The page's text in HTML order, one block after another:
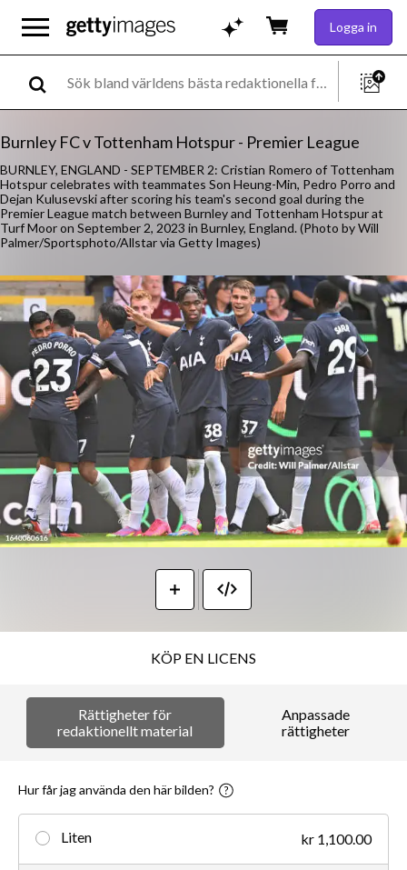
Logga in
Burnley FC v Tottenham Hotspur - Premier League
BURNLEY, ENGLAND - SEPTEMBER 2: Cristian Romero of Tottenham
Hotspur celebrates with teammates Son Heung-Min, Pedro Porro and
Dejan Kulusevski after scoring his team's second goal during the
Premier League match between Burnley and Tottenham Hotspur at
Turf Moor on September 2, 2023 in Burnley, England. (Photo by Will
Palmer/Sportsphoto/Allstar via Getty Images)
KÖP EN LICENS
Rättigheter för
redaktionellt material
Anpassade
rättigheter
Hur får jag använda den här bilden?
Liten kr 1,100.00